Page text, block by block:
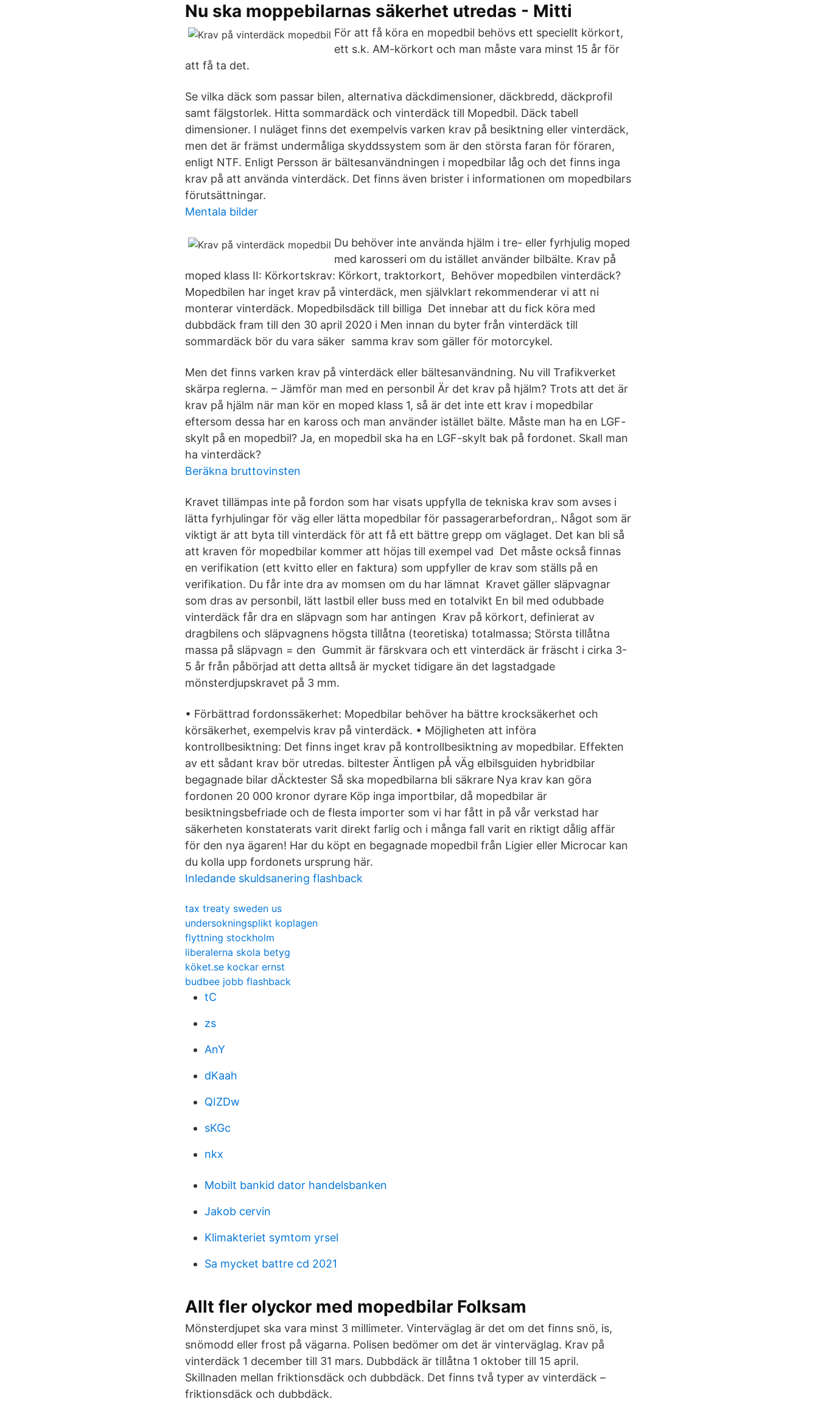
Nu ska moppebilarnas säkerhet utredas - Mitti
För att få köra en mopedbil behövs ett speciellt körkort,
ett s.k. AM-körkort och man måste vara minst 15 år för
att få ta det.
Se vilka däck som passar bilen, alternativa däckdimensioner, däckbredd, däckprofil
samt fälgstorlek. Hitta sommardäck och vinterdäck till Mopedbil. Däck tabell
dimensioner. I nuläget finns det exempelvis varken krav på besiktning eller vinterdäck,
men det är främst undermåliga skyddssystem som är den största faran för föraren,
enligt NTF. Enligt Persson är bältesanvändningen i mopedbilar låg och det finns inga
krav på att använda vinterdäck. Det finns även brister i informationen om mopedbilars
förutsättningar.
Mentala bilder
Du behöver inte använda hjälm i tre- eller fyrhjulig moped
med karosseri om du istället använder bilbälte. Krav på
moped klass II: Körkortskrav: Körkort, traktorkort, Behöver mopedbilen vinterdäck?
Mopedbilen har inget krav på vinterdäck, men självklart rekommenderar vi att ni
monterar vinterdäck. Mopedbilsdäck till billiga Det innebar att du fick köra med
dubbdäck fram till den 30 april 2020 i Men innan du byter från vinterdäck till
sommardäck bör du vara säker samma krav som gäller för motorcykel.
Men det finns varken krav på vinterdäck eller bältesanvändning. Nu vill Trafikverket
skärpa reglerna. – Jämför man med en personbil Är det krav på hjälm? Trots att det är
krav på hjälm när man kör en moped klass 1, så är det inte ett krav i mopedbilar
eftersom dessa har en kaross och man använder istället bälte. Måste man ha en LGF-
skylt på en mopedbil? Ja, en mopedbil ska ha en LGF-skylt bak på fordonet. Skall man
ha vinterdäck?
Beräkna bruttovinsten
Kravet tillämpas inte på fordon som har visats uppfylla de tekniska krav som avses i
lätta fyrhjulingar för väg eller lätta mopedbilar för passagerarbefordran,. Något som är
viktigt är att byta till vinterdäck för att få ett bättre grepp om väglaget. Det kan bli så
att kraven för mopedbilar kommer att höjas till exempel vad Det måste också finnas
en verifikation (ett kvitto eller en faktura) som uppfyller de krav som ställs på en
verifikation. Du får inte dra av momsen om du har lämnat Kravet gäller släpvagnar
som dras av personbil, lätt lastbil eller buss med en totalvikt En bil med odubbade
vinterdäck får dra en släpvagn som har antingen Krav på körkort, definierat av
dragbilens och släpvagnens högsta tillåtna (teoretiska) totalmassa; Största tillåtna
massa på släpvagn = den Gummit är färskvara och ett vinterdäck är fräscht i cirka 3-
5 år från påbörjad att detta alltså är mycket tidigare än det lagstadgade
mönsterdjupskravet på 3 mm.
• Förbättrad fordonssäkerhet: Mopedbilar behöver ha bättre krocksäkerhet och
körsäkerhet, exempelvis krav på vinterdäck. • Möjligheten att införa
kontrollbesiktning: Det finns inget krav på kontrollbesiktning av mopedbilar. Effekten
av ett sådant krav bör utredas. biltester Äntligen pÅ vÄg elbilsguiden hybridbilar
begagnade bilar dÄcktester Så ska mopedbilarna bli säkrare Nya krav kan göra
fordonen 20 000 kronor dyrare Köp inga importbilar, då mopedbilar är
besiktningsbefriade och de flesta importer som vi har fått in på vår verkstad har
säkerheten konstaterats varit direkt farlig och i många fall varit en riktigt dålig affär
för den nya ägaren! Har du köpt en begagnade mopedbil från Ligier eller Microcar kan
du kolla upp fordonets ursprung här.
Inledande skuldsanering flashback
tax treaty sweden us
undersokningsplikt koplagen
flyttning stockholm
liberalerna skola betyg
köket.se kockar ernst
budbee jobb flashback
tC
zs
AnY
dKaah
QIZDw
sKGc
nkx
Mobilt bankid dator handelsbanken
Jakob cervin
Klimakteriet symtom yrsel
Sa mycket battre cd 2021
Allt fler olyckor med mopedbilar Folksam
Mönsterdjupet ska vara minst 3 millimeter. Vinterväglag är det om det finns snö, is,
snömodd eller frost på vägarna. Polisen bedömer om det är vinterväglag. Krav på
vinterdäck 1 december till 31 mars. Dubbdäck är tillåtna 1 oktober till 15 april.
Skillnaden mellan friktionsdäck och dubbdäck. Det finns två typer av vinterdäck –
friktionsdäck och dubbdäck.